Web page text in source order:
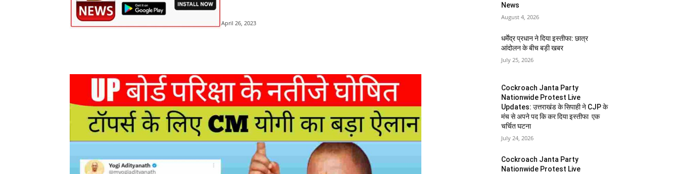
April 26, 2023
News
August 4, 2026
धर्मेंद्र प्रधान ने दिया इस्तीफा: छात्र
आंदोलन के बीच बड़ी खबर
July 25, 2026
Cockroach Janta Party
Nationwide Protest Live
Updates: उत्तराखंड के सिपाही ने CJP के
मंच से अपने पद कि कर दिया इस्तीफा एक
चर्चित घटना
July 24, 2026
Cockroach Janta Party
Nationwide Protest Live